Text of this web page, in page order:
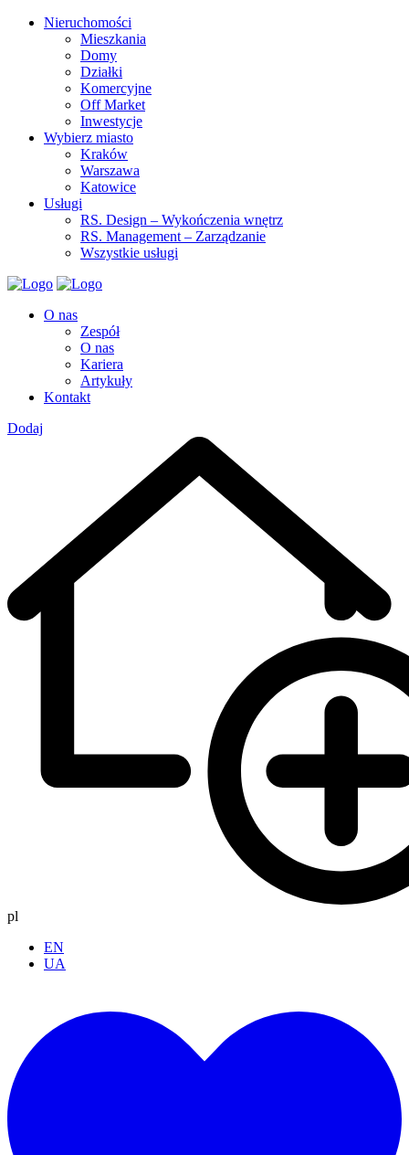
Nieruchomości
Mieszkania
Domy
Działki
Komercyjne
Off Market
Inwestycje
Wybierz miasto
Kraków
Warszawa
Katowice
Usługi
RS. Design – Wykończenia wnętrz
RS. Management – Zarządzanie
Wszystkie usługi
O nas
Zespół
O nas
Kariera
Artykuły
Kontakt
Dodaj
pl
EN
UA